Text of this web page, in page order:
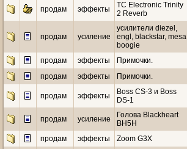
продам эффекты
TC Electronic Trinity
2 Reverb
продам усиление
усилители diezel,
engl, blackstar, mesa
boogie
продам эффекты Примочки.
продам
эффекты Примочки.
продам эффекты
Boss CS-3 и Boss
DS-1
продам усиление
Голова Blackheart
BH5H
продам эффекты Zoom G3X